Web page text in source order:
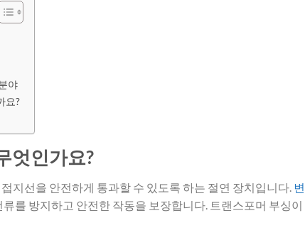
야
요?
엇인가요?
지선을 안전하게 통과할 수 있도록 하는 절연 장치입니다.
를 방지하고 안전한 작동을 보장합니다. 트랜스포머 부싱